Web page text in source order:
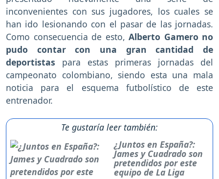
inconvenientes con sus jugadores, los cuales se
han ido lesionando con el pasar de las jornadas.
Como consecuencia de esto, Alberto Gamero no
pudo contar con una gran cantidad de
deportistas para estas primeras jornadas del
campeonato colombiano, siendo esta una mala
noticia para el esquema futbolístico de este
entrenador.
Te gustaría leer también:
¿Juntos en España?:
James y Cuadrado son
pretendidos por este
equipo de La Liga